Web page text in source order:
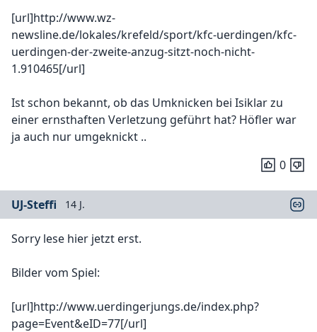
[url]http://www.wz-
newsline.de/lokales/krefeld/sport/kfc-uerdingen/kfc-
uerdingen-der-zweite-anzug-sitzt-noch-nicht-
1.910465[/url]
Ist schon bekannt, ob das Umknicken bei Isiklar zu
einer ernsthaften Verletzung geführt hat? Höfler war
ja auch nur umgeknickt ..
0
UJ-Steffi 14 J.
Sorry lese hier jetzt erst.
Bilder vom Spiel:
[url]http://www.uerdingerjungs.de/index.php?
page=Event&eID=77[/url]